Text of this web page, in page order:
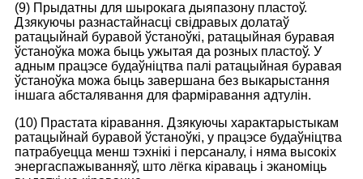
(9) Прыдатны для шырокага дыяпазону пластоў.
Дзякуючы разнастайнасці свідравых долатаў
ратацыйнай буравой ўстаноўкі, ратацыйная буравая
ўстаноўка можа быць ужытая да розных пластоў. У
адным працэсе будаўніцтва палі ратацыйная буравая
ўстаноўка можа быць завершана без выкарыстання
іншага абсталявання для фарміравання адтулін.
(10) Прастата кіравання. Дзякуючы характарыстыкам
ратацыйнай буравой ўстаноўкі, у працэсе будаўніцтва
патрабуецца менш тэхнікі і персаналу, і няма высокіх
энергаспажыванняў, што лёгка кіраваць і эканоміць